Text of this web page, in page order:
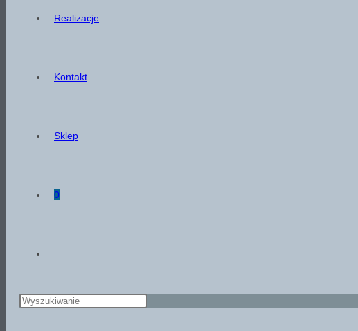
Realizacje
Kontakt
Sklep
0
website